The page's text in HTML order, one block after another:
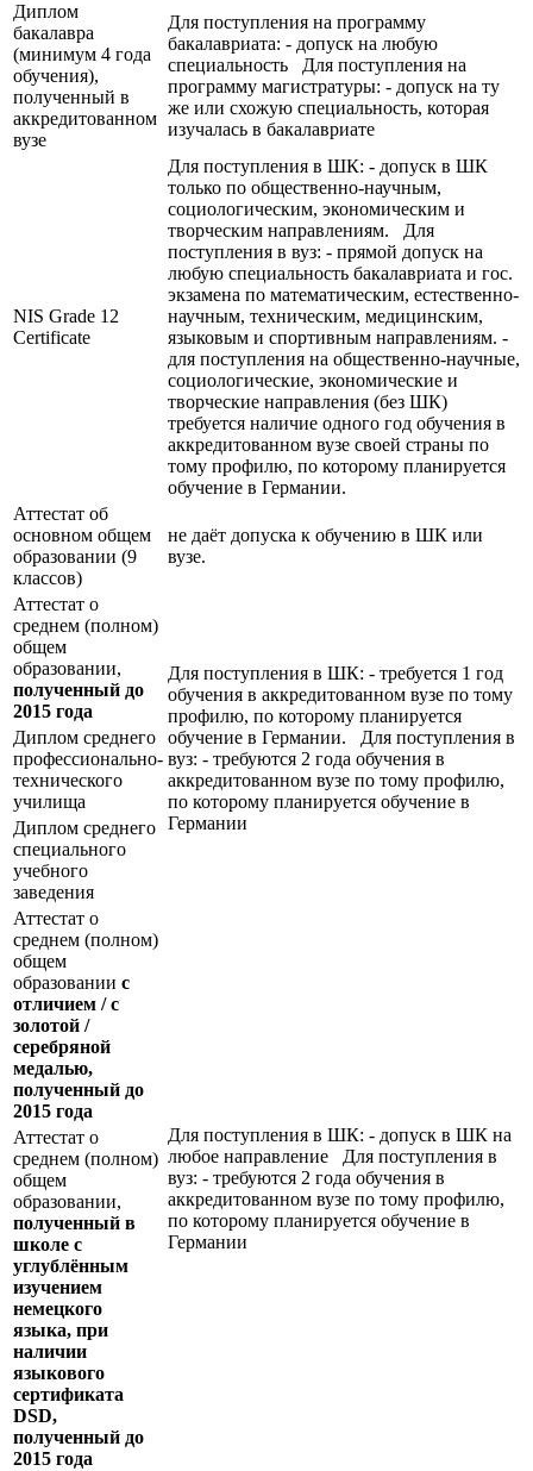
Диплом
бакалавра
(минимум 4 года
обучения),
полученный в
аккредитованном
вузе
Для поступления на программу
бакалавриата: - допуск на любую
специальность Для поступления на
программу магистратуры: - допуск на ту
же или схожую специальность, которая
изучалась в бакалавриате
NIS Grade 12
Certificate
Для поступления в ШК: - допуск в ШК
только по общественно-научным,
социологическим, экономическим и
творческим направлениям. Для
поступления в вуз: - прямой допуск на
любую специальность бакалавриата и гос.
экзамена по математическим, естественно-
научным, техническим, медицинским,
языковым и спортивным направлениям. -
для поступления на общественно-научные,
социологические, экономические и
творческие направления (без ШК)
требуется наличие одного год обучения в
аккредитованном вузе своей страны по
тому профилю, по которому планируется
обучение в Германии.
Аттестат об
основном общем
образовании (9
классов)
не даёт допуска к обучению в ШК или
вузе.
Аттестат о
среднем (полном)
общем
образовании,
полученный до
2015 года
Для поступления в ШК: - требуется 1 год
обучения в аккредитованном вузе по тому
профилю, по которому планируется
обучение в Германии. Для поступления в
вуз: - требуются 2 года обучения в
аккредитованном вузе по тому профилю,
по которому планируется обучение в
Германии
Диплом среднего
профессионально-
технического
училища
Диплом среднего
специального
учебного
заведения
Аттестат о
среднем (полном)
общем
образовании с
отличием / с
золотой /
серебряной
медалью,
полученный до
2015 года
Для поступления в ШК: - допуск в ШК на
любое направление Для поступления в
вуз: - требуются 2 года обучения в
аккредитованном вузе по тому профилю,
по которому планируется обучение в
Германии
Аттестат о
среднем (полном)
общем
образовании,
полученный в
школе с
углублённым
изучением
немецкого
языка, при
наличии
языкового
сертификата
DSD,
полученный до
2015 года